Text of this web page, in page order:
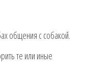
общения с собакой.
те или иные